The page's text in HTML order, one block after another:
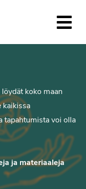
koko maan
kaikissa
tapahtumista voi olla
ja materiaaleja